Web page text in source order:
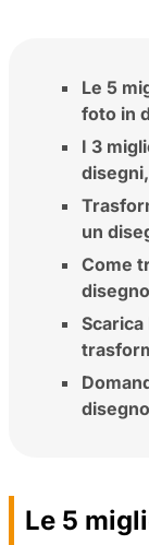
Le 5
foto in
I 3
un
Come
disegno
Le 5